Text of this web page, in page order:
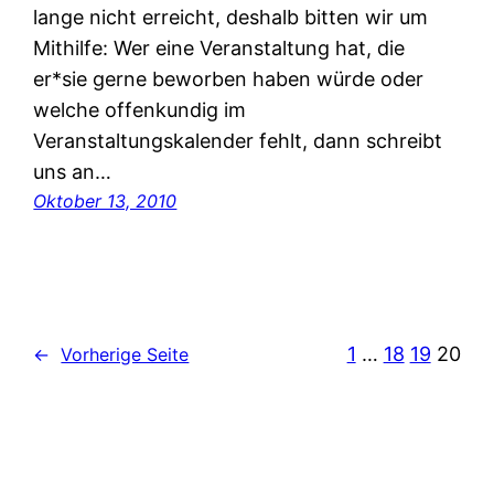
lange nicht erreicht, deshalb bitten wir um
Mithilfe: Wer eine Veranstaltung hat, die
er*sie gerne beworben haben würde oder
welche offenkundig im
Veranstaltungskalender fehlt, dann schreibt
uns an…
Oktober 13, 2010
← Vorherige Seite 1 … 18 19 20